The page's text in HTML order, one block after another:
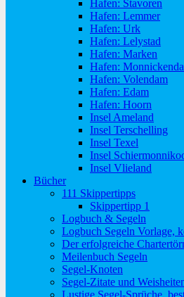
Hafen: Stavoren
Hafen: Lemmer
Hafen: Urk
Hafen: Lelystad
Hafen: Marken
Hafen:
Hafen: Volendam
Hafen: Edam
Hafen: Hoorn
Insel Ameland
Insel Terschelling
Insel Texel
Insel
Insel Vlieland
Bücher
111 Skippertipps
Skippertipp 1
Logbuch & Segeln
Logbuch Segeln Vorlage,
Der erfolgreiche
Meilenbuch Segeln
Segel-Knoten
Segel-Zitate und
Lustige Segel-Sprüche,